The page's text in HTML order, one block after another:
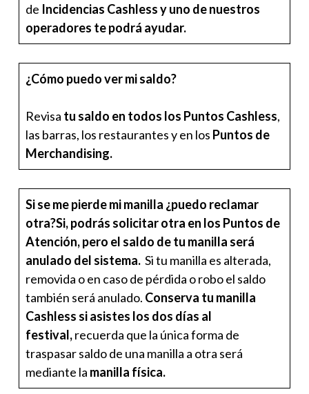
de Incidencias Cashless y uno de nuestros
operadores te podrá ayudar.
¿Cómo puedo ver mi saldo?
Revisa tu saldo en todos los Puntos Cashless,
las barras, los restaurantes y en los Puntos de
Merchandising.
Si se me pierde mi manilla ¿puedo reclamar
otra?Si, podrás solicitar otra en los Puntos de
Atención,pero el saldo de tu manilla será
anulado del sistema. Si tu manilla es alterada,
removida o en caso de pérdida o robo el saldo
también será anulado. Conserva tu manilla
Cashless si asistes los dos días al
festival,recuerda que la única forma de
traspasar saldo de una manilla a otra será
mediante la manilla física.